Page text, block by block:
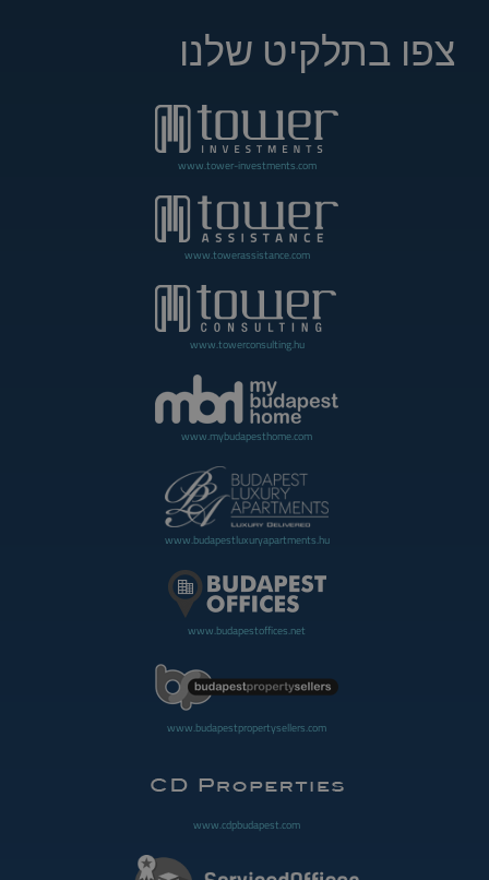
צפו בתלקיט שלנו
www.tower-investments.com
www.towerassistance.com
www.towerconsulting.hu
www.mybudapesthome.com
www.budapestluxuryapartments.hu
www.budapestoffices.net
www.budapestpropertysellers.com
www.cdpbudapest.com